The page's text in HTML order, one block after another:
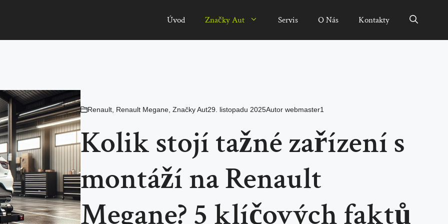
Úvod Značky Aut Servis O Nás Kontakty
Renault, Renault Megane, Značky Aut29. listopadu 2025Autor webmaster1
Kolik stojí tažné zařízení s
montáží na Renault
Megane? 5 klíčových faktů